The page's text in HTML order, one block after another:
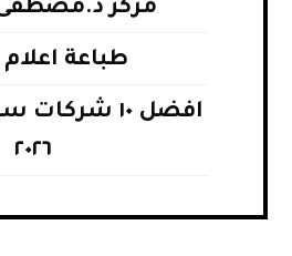
مركز
طباعة
افضل ١٠
٢٠٢٦